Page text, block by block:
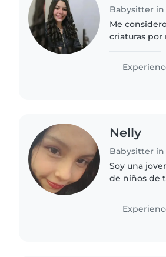
Babysitter in
Me
criaturas por
Nelly
Babysitter in
Soy una
de niños de
paciente.